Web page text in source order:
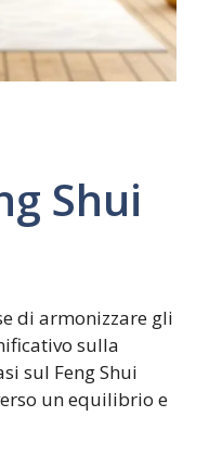
Shui
di armonizzare gli
sulla
sul Feng Shui
un equilibrio e